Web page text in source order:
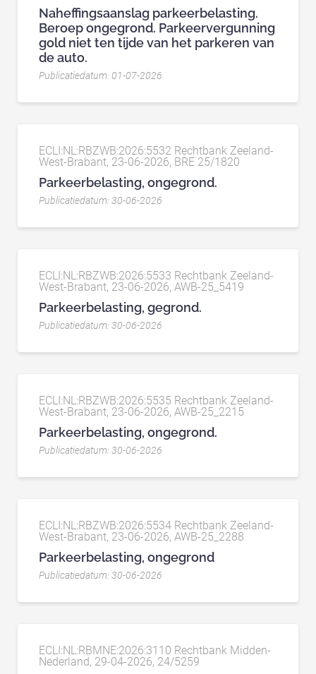
Naheffingsaanslag parkeerbelasting.
Beroep ongegrond. Parkeervergunning
gold niet ten tijde van het parkeren van
de auto.
Publicatiedatum: 01-07-2026
ECLI:NL:RBZWB:2026:5532 Rechtbank Zeeland-
West-Brabant, 23-06-2026, BRE 25/1820
Parkeerbelasting, ongegrond.
Publicatiedatum: 30-06-2026
ECLI:NL:RBZWB:2026:5533 Rechtbank Zeeland-
West-Brabant, 23-06-2026, AWB-25_5419
Parkeerbelasting, gegrond.
Publicatiedatum: 30-06-2026
ECLI:NL:RBZWB:2026:5535 Rechtbank Zeeland-
West-Brabant, 23-06-2026, AWB-25_2215
Parkeerbelasting, ongegrond.
Publicatiedatum: 30-06-2026
ECLI:NL:RBZWB:2026:5534 Rechtbank Zeeland-
West-Brabant, 23-06-2026, AWB-25_2288
Parkeerbelasting, ongegrond
Publicatiedatum: 30-06-2026
ECLI:NL:RBMNE:2026:3110 Rechtbank Midden-
Nederland, 29-04-2026, 24/5259